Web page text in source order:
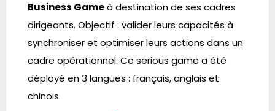
Business Gameà destination de ses cadres
dirigeants. Objectif : valider leurs capacités à
synchroniser et optimiser leurs actions dans un
cadre opérationnel. Ce serious game a été
déployé en 3 langues : français, anglais et
chinois.